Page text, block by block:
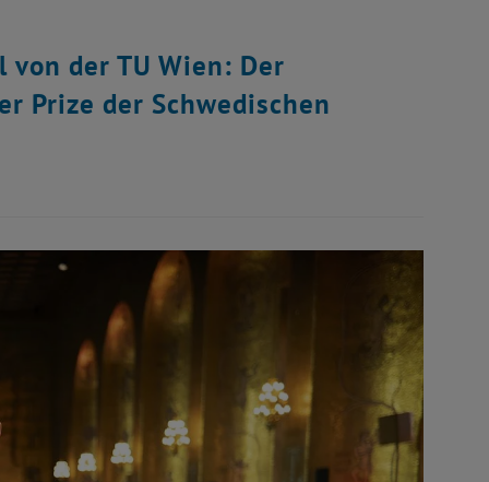
von der TU Wien: Der
Prize der Schwedischen